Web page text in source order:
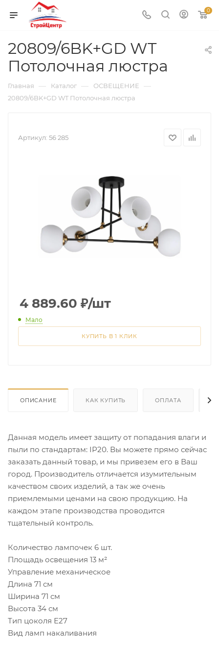
0
20809/6BK+GD WT
Потолочная люстра
Главная — Каталог — ОСВЕЩЕНИЕ —
20809/6BK+GD WT Потолочная люстра
Артикул: 56 285
4 889.60 ₽/шт
Мало
КУПИТЬ В 1 КЛИК
ОПИСАНИЕ КАК КУПИТЬ ОПЛАТА
Данная модель имеет защиту от попадания влаги и
пыли по стандартам: IP20. Вы можете прямо сейчас
заказать данный товар, и мы привезем его в Ваш
город. Производитель отличается изумительным
качеством своих изделий, а так же очень
приемлемыми ценами на свою продукцию. На
каждом этапе производства проводится
тщательный контроль.
Количество лампочек 6 шт.
Площадь освещения 13 м²
Управление механическое
Длина 71 см
Ширина 71 см
Высота 34 см
Тип цоколя E27
Вид ламп накаливания